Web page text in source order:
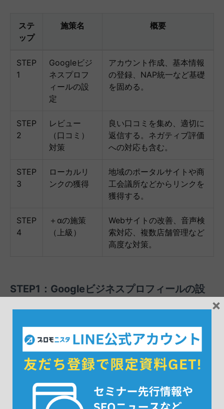
ステ
ップ
施策名 概要
STEP
1
Googleビジ
ネスプロフ
ィールの設
定
アカウント作成、基本情報
の登録、NAP統一など基礎
を固める。
STEP
2
レビュー
（口コミ）
対策
良い口コミを集め、適切に
返信する。ネガティブ評価
への対応も含む。
STEP
3
ローカルリ
ンクの獲得
地域のポータルサイトや商
工会議所などからリンクを
獲得する。
STEP
4
＋αの施策
（上級）
Webサイトの改善、音声検
索対応、複数店舗管理など
高度な対策。
STEP1：Googleビジネスプロフィールの設
まずはGoogleビジネスプロフィール（旧Googleマ
イビジネス）のオーナー確認を行ない、正確な情報を
入力することからスタートします。ここがローカル
SEOの土台となります。
×